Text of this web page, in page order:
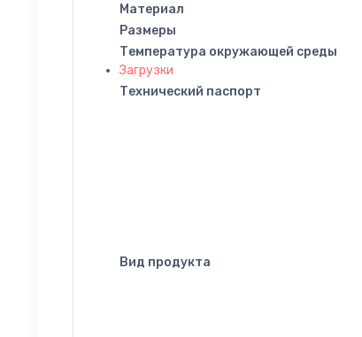
Материал
Размеры
Температура окружающей среды
Загрузки
Технический паспорт
Вид продукта